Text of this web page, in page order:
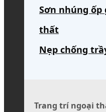
Sơn nhúng ốp
thất
Nẹp chống
Trang trí ngoại